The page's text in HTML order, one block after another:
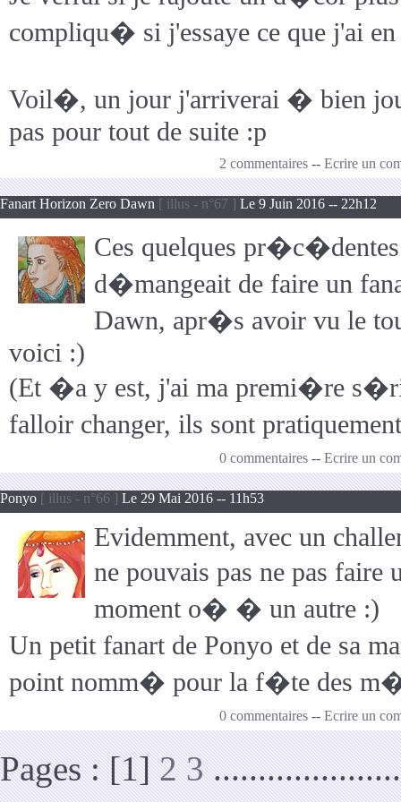
compliqu� si j'essaye ce que j'ai
Voil�, un jour j'arriverai � bien
pas pour tout de suite :p
2 commentaires -- Ecrire un
Fanart Horizon Zero Dawn [ illus - n°67 ] Le 9 Juin 2016 -- 22h12
Ces quelques
d�mangeait de faire un
Dawn, apr�s avoir vu le
voici :)
(Et �a y est, j'ai ma premi�re
falloir changer, ils sont
0 commentaires -- Ecrire un
Ponyo [ illus - n°66 ] Le 29 Mai 2016 -- 11h53
Evidemment, avec un
ne pouvais pas ne pas
moment o� � un autre :)
Un petit fanart de Ponyo et de sa
point nomm� pour la f�te des
0 commentaires -- Ecrire un
Pages : [1]2 3